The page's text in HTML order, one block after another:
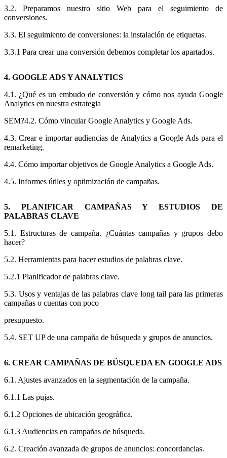
3.2. Preparamos nuestro sitio Web para el seguimiento de
conversiones.
3.3. El seguimiento de conversiones: la instalación de etiquetas.
3.3.1 Para crear una conversión debemos completar los apartados.
4. GOOGLE ADS Y ANALYTICS
4.1. ¿Qué es un embudo de conversión y cómo nos ayuda Google
Analytics en nuestra estrategia
SEM?4.2. Cómo vincular Google Analytics y Google Ads.
4.3. Crear e importar audiencias de Analytics a Google Ads para el
remarketing.
4.4. Cómo importar objetivos de Google Analytics a Google Ads.
4.5. Informes útiles y optimización de campañas.
5. PLANIFICAR CAMPAÑAS Y ESTUDIOS DE
PALABRAS CLAVE
5.1. Estructuras de campaña. ¿Cuántas campañas y grupos debo
hacer?
5.2. Herramientas para hacer estudios de palabras clave.
5.2.1 Planificador de palabras clave.
5.3. Usos y ventajas de las palabras clave long tail para las primeras
campañas o cuentas con poco
presupuesto.
5.4. SET UP de una campaña de búsqueda y grupos de anuncios.
6. CREAR CAMPAÑAS DE BÚSQUEDA EN GOOGLE ADS
6.1. Ajustes avanzados en la segmentación de la campaña.
6.1.1 Las pujas.
6.1.2 Opciones de ubicación geográfica.
6.1.3 Audiencias en campañas de búsqueda.
6.2. Creación avanzada de grupos de anuncios: concordancias.